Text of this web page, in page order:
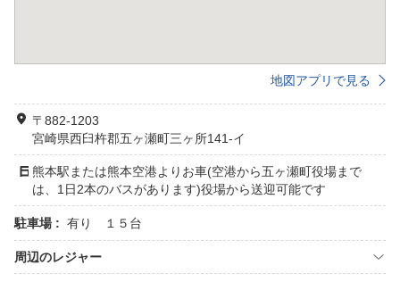
地図アプリで見る
〒882-1203
宮崎県西臼杵郡五ヶ瀬町三ヶ所141-イ
熊本駅または熊本空港よりお車(空港から五ヶ瀬町役場まで
は、1日2本のバスがあります)役場から送迎可能です
駐車場 : 有り １５台
周辺のレジャー